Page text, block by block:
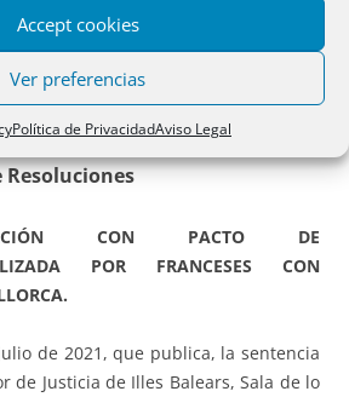
Accept cookies
Ver preferencias
Política de PrivacidadAviso Legal
registradora de bienes muebles de
:
Resoluciones
CON PACTO DE
POR FRANCESES CON
de 2021, que publica, la sentencia
de Justicia de Illes Balears, Sala de lo